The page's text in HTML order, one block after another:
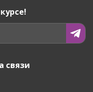
связи